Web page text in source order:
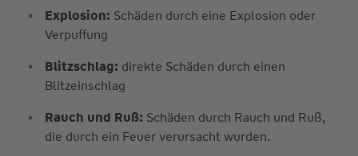
Explosion: Schäden durch eine Explosion oder
Verpuffung
Blitzschlag: direkte Schäden durch einen
Blitzeinschlag
Rauch und Ruß: Schäden durch Rauch und Ruß,
die durch ein Feuer verursacht wurden.